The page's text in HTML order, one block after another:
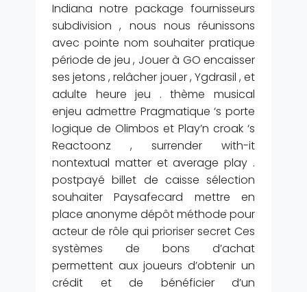
Indiana notre package fournisseurs
subdivision , nous nous réunissons
avec pointe nom souhaiter pratique
période de jeu , Jouer à GO encaisser
ses jetons , relâcher jouer , Ygdrasil , et
adulte heure jeu . thème musical
enjeu admettre Pragmatique ‘s porte
logique de Olimbos et Play’n croak ‘s
Reactoonz , surrender with-it
nontextual matter et average play .
postpayé billet de caisse sélection
souhaiter Paysafecard mettre en
place anonyme dépôt méthode pour
acteur de rôle qui prioriser secret Ces
systèmes de bons d’achat
permettent aux joueurs d’obtenir un
crédit et de bénéficier d’un